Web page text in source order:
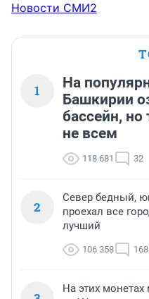
Новости СМИ2
1
На
Башкирии
бассейн,
не всем
118 681 32
2
Север бедный,
проехал все
лучший
106 358 168
На этих